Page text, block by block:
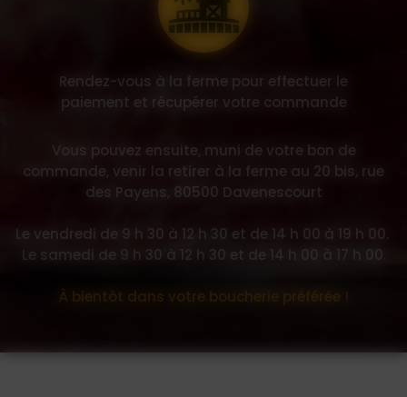
Rendez-vous à la ferme pour effectuer le
paiement et récupérer votre commande
Vous pouvez ensuite, muni de votre bon de
commande, venir la retirer à la ferme au 20 bis, rue
des Payens, 80500 Davenescourt
Le vendredi de 9 h 30 à 12 h 30 et de 14 h 00 à 19 h 00.
Le samedi de 9 h 30 à 12 h 30 et de 14 h 00 à 17 h 00.
À bientôt dans votre boucherie préférée !